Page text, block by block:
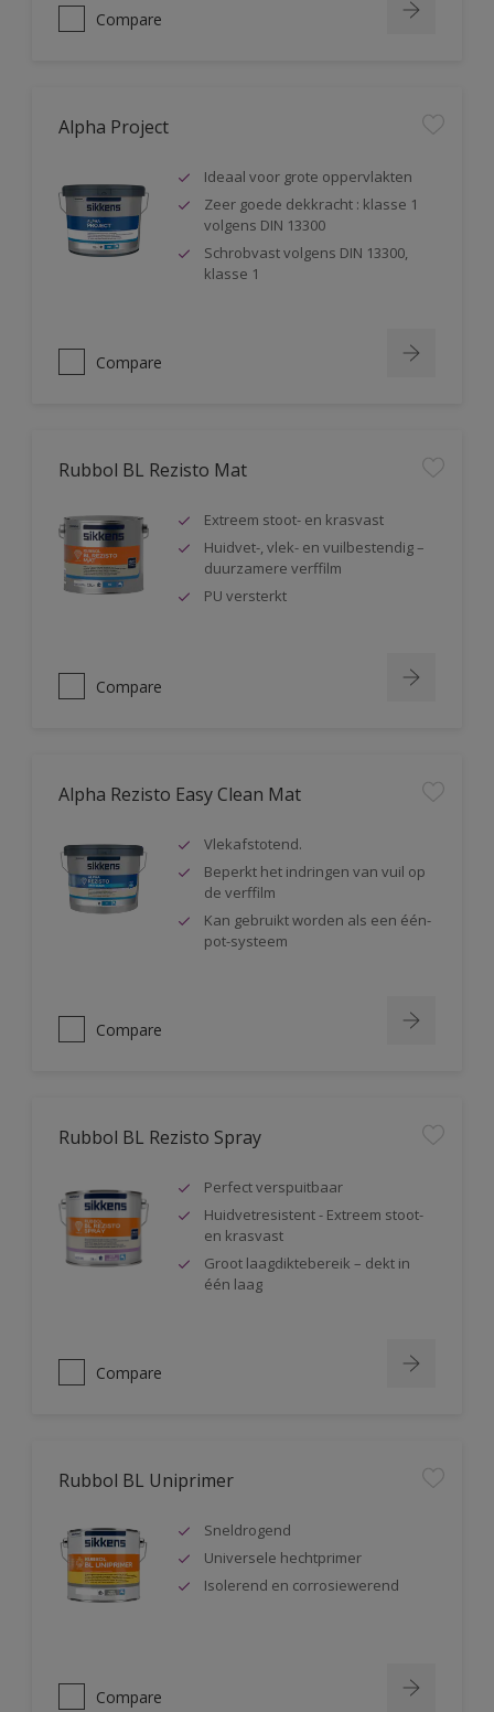
Compare
Alpha Project
Ideaal voor grote oppervlakten
Zeer goede dekkracht : klasse 1
volgens DIN 13300
Schrobvast volgens DIN 13300,
klasse 1
Compare
Rubbol BL Rezisto Mat
Extreem stoot- en krasvast
Huidvet-, vlek- en vuilbestendig –
duurzamere verffilm
PU versterkt
Compare
Alpha Rezisto Easy Clean Mat
Vlekafstotend.
Beperkt het indringen van vuil op
de verffilm
Kan gebruikt worden als een één-
pot-systeem
Compare
Rubbol BL Rezisto Spray
Perfect verspuitbaar
Huidvetresistent - Extreem stoot-
en krasvast
Groot laagdiktebereik – dekt in
één laag
Compare
Rubbol BL Uniprimer
Sneldrogend
Universele hechtprimer
Isolerend en corrosiewerend
Compare